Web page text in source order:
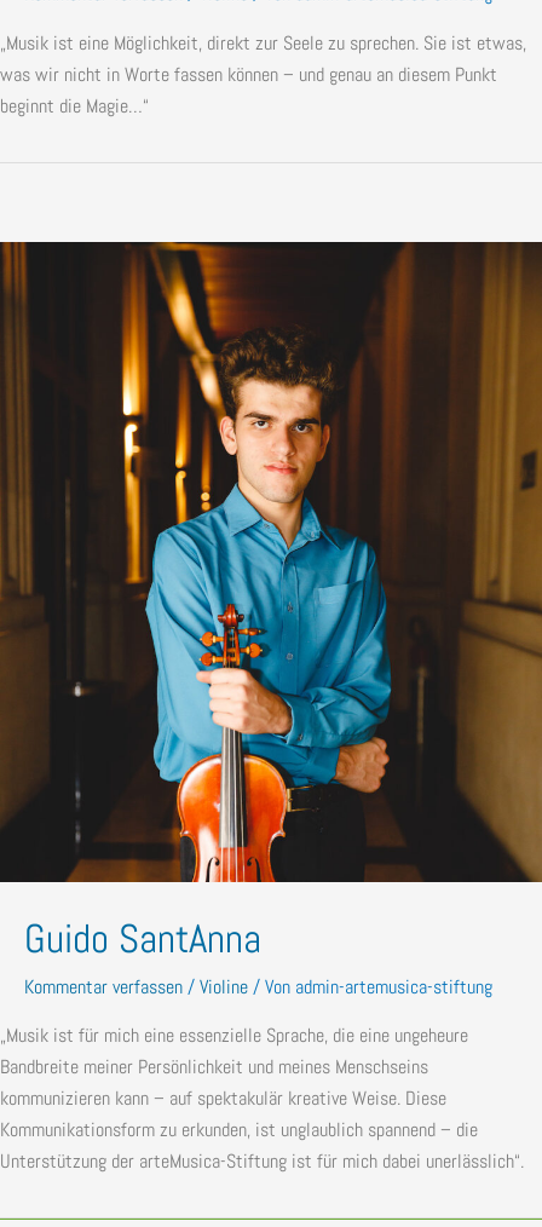
„Musik ist eine Möglichkeit, direkt zur Seele zu sprechen. Sie ist etwas,
was wir nicht in Worte fassen können – und genau an diesem Punkt
beginnt die Magie…“
Guido SantAnna
Kommentar verfassen/Violine/ Von admin-artemusica-stiftung
„Musik ist für mich eine essenzielle Sprache, die eine ungeheure
Bandbreite meiner Persönlichkeit und meines Menschseins
kommunizieren kann – auf spektakulär kreative Weise. Diese
Kommunikationsform zu erkunden, ist unglaublich spannend – die
Unterstützung der arteMusica-Stiftung ist für mich dabei unerlässlich“.